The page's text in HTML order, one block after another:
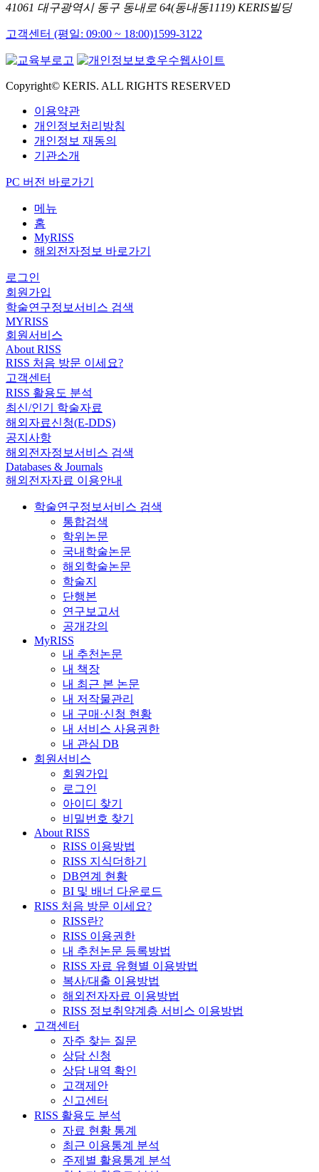
41061 대구광역시 동구 동내로 64(동내동1119) KERIS빌딩
고객센터 (평일: 09:00 ~ 18:00)1599-3122
Copyright© KERIS. ALL RIGHTS RESERVED
이용약관
개인정보처리방침
개인정보 재동의
기관소개
PC 버전 바로가기
메뉴
홈
MyRISS
해외전자정보 바로가기
로그인
회원가입
학술연구정보서비스 검색
MYRISS
회원서비스
About RISS
RISS 처음 방문 이세요?
고객센터
RISS 활용도 분석
최신/인기 학술자료
해외자료신청(E-DDS)
공지사항
해외전자정보서비스 검색
Databases & Journals
해외전자자료 이용안내
학술연구정보서비스 검색
통합검색
학위논문
국내학술논문
해외학술논문
학술지
단행본
연구보고서
공개강의
MyRISS
내 추천논문
내 책장
내 최근 본 논문
내 저작물관리
내 구매·신청 현황
내 서비스 사용권한
내 관심 DB
회원서비스
회원가입
로그인
아이디 찾기
비밀번호 찾기
About RISS
RISS 이용방법
RISS 지식더하기
DB연계 현황
BI 및 배너 다운로드
RISS 처음 방문 이세요?
RISS란?
RISS 이용권한
내 추천논문 등록방법
RISS 자료 유형별 이용방법
복사/대출 이용방법
해외전자자료 이용방법
RISS 정보취약계층 서비스 이용방법
고객센터
자주 찾는 질문
상담 신청
상담 내역 확인
고객제안
신고센터
RISS 활용도 분석
자료 현황 통계
최근 이용통계 분석
주제별 활용통계 분석